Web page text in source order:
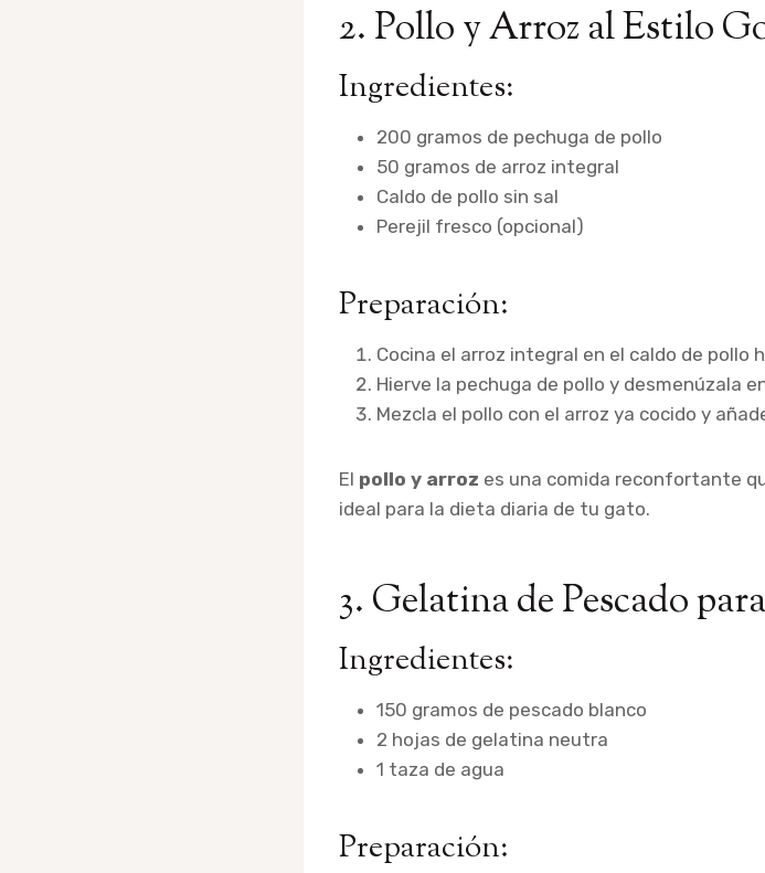
2. Pollo y Arroz al Estilo
Ingredientes:
200 gramos de pechuga de pollo
50 gramos de arroz integral
Caldo de pollo sin sal
Perejil fresco (opcional)
Preparación:
Cocina el arroz integral en el caldo de pollo
Hierve la pechuga de pollo y desmenúzala
Mezcla el pollo con el arroz ya cocido y
El pollo y arroz es una comida reconfortante
ideal para la dieta diaria de tu gato.
3. Gelatina de Pescado
Ingredientes:
150 gramos de pescado blanco
2 hojas de gelatina neutra
1 taza de agua
Preparación: